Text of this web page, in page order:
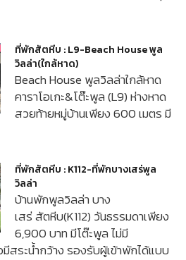
ที่พักสัตหีบ : L9-Beach House พูล
วิลล่า(ใกล้หาด)
Beach House พูลวิลล่าใกล้หาด
คาราโอเกะ&โต๊ะพูล (L9) ห่างหาด
สวยท้ายหมู่บ้านเพียง 600 เมตร มี
ที่พักสัตหีบ : K112-ที่พักบางเสร่พูล
วิลล่า
บ้านพักพูลวิลล่า บาง
เสร่ สัตหีบ(K112) วันธรรมดาเพียง
6,900 บาท มีโต๊ะพูล ไม่มี
สระน้ำกว้าง รองรับผู้เข้าพักได้แบบ